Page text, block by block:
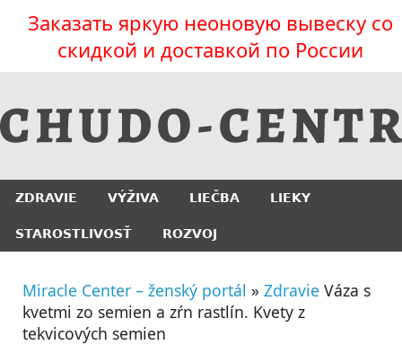
Заказать яркую неоновую вывеску со
скидкой и доставкой по России
ZDRAVIE VÝŽIVA LIEČBA LIEKY
STAROSTLIVOSŤ ROZVOJ
Miracle Center – ženský portál » Zdravie Váza s
kvetmi zo semien a zŕn rastlín. Kvety z
tekvicových semien